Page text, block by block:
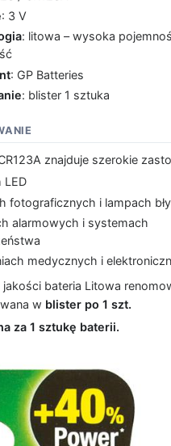
: 3 V
: litowa – wysoka
: GP Batteries
: blister 1 sztuka
znajduje szerokie
LED
fotograficznych i lampach
alarmowych i systemach
medycznych i
bateria Litowa
w blister po 1 szt.
za 1 sztukę baterii.